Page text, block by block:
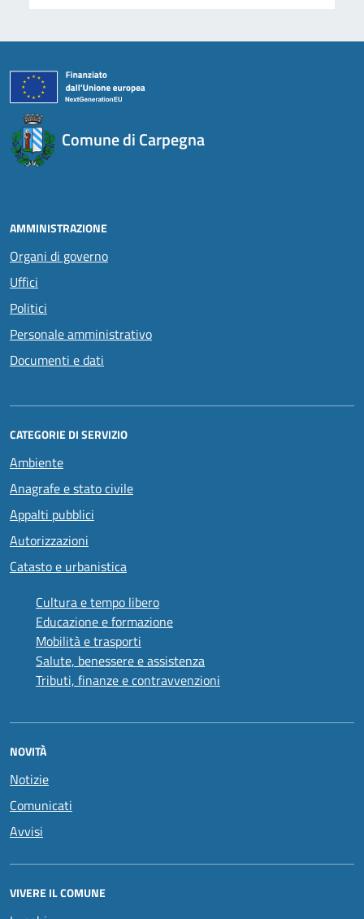
Comune di Carpegna
AMMINISTRAZIONE
Organi di governo
Uffici
Politici
Personale amministrativo
Documenti e dati
CATEGORIE DI SERVIZIO
Ambiente
Anagrafe e stato civile
Appalti pubblici
Autorizzazioni
Catasto e urbanistica
Cultura e tempo libero
Educazione e formazione
Mobilità e trasporti
Salute, benessere e assistenza
Tributi, finanze e contravvenzioni
NOVITÀ
Notizie
Comunicati
Avvisi
VIVERE IL COMUNE